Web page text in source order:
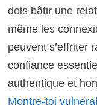
dois bâtir une
même les
peuvent s’effriter
confiance
authentique et
Montre-toi